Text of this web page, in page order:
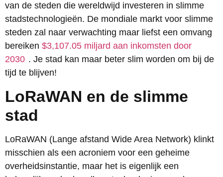
van de steden die wereldwijd investeren in slimme
stadstechnologieën. De mondiale markt voor slimme
steden zal naar verwachting maar liefst een omvang
bereiken $3,107.05 miljard aan inkomsten door
2030 . Je stad kan maar beter slim worden om bij de
tijd te blijven!
LoRaWAN en de slimme
stad
LoRaWAN (Lange afstand Wide Area Network) klinkt
misschien als een acroniem voor een geheime
overheidsinstantie, maar het is eigenlijk een